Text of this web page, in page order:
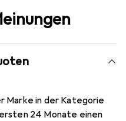
Marke in der Kategorie
24 Monate einen